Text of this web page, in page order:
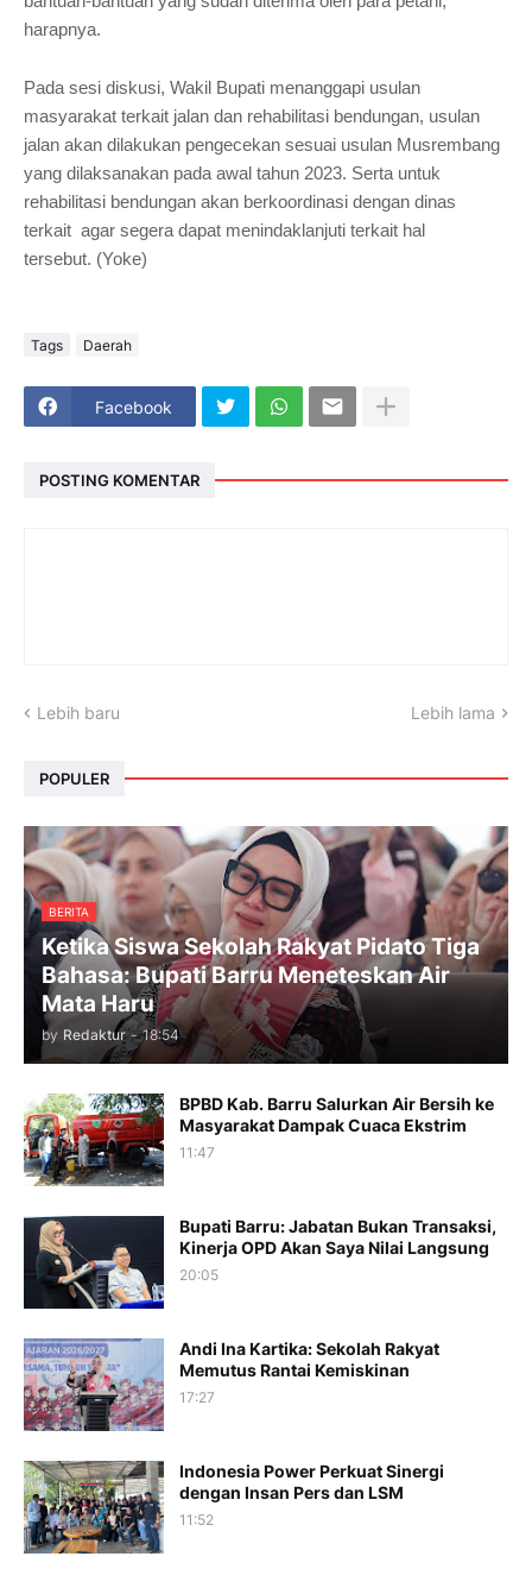
harapnya.
Pada sesi diskusi, Wakil Bupati menanggapi usulan
masyarakat terkait jalan dan rehabilitasi bendungan, usulan
jalan akan dilakukan pengecekan sesuai usulan Musrembang
yang dilaksanakan pada awal tahun 2023. Serta untuk
rehabilitasi bendungan akan berkoordinasi dengan dinas
terkait agar segera dapat menindaklanjuti terkait hal
tersebut. (Yoke)
Tags Daerah
Facebook
POSTING KOMENTAR
Lebih baru Lebih lama
POPULER
BERITA
Ketika Siswa Sekolah Rakyat Pidato Tiga
Bahasa: Bupati Barru Meneteskan Air
Mata Haru
by Redaktur - 18:54
BPBD Kab. Barru Salurkan Air Bersih ke
Masyarakat Dampak Cuaca Ekstrim
11:47
Bupati Barru: Jabatan Bukan Transaksi,
Kinerja OPD Akan Saya Nilai Langsung
20:05
Andi Ina Kartika: Sekolah Rakyat
Memutus Rantai Kemiskinan
17:27
Indonesia Power Perkuat Sinergi
dengan Insan Pers dan LSM
11:52